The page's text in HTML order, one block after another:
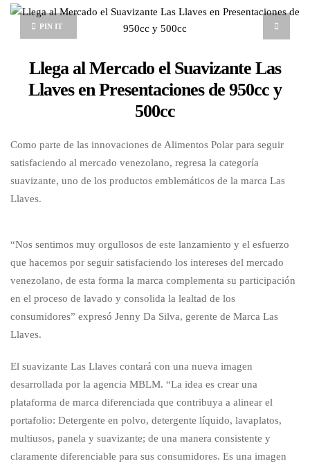
PIN IT
Llega al Mercado el Suavizante Las
Llaves en Presentaciones de 950cc y
500cc
Como parte de las innovaciones de Alimentos Polar para seguir
satisfaciendo al mercado venezolano, regresa la categoría
suavizante, uno de los productos emblemáticos de la marca Las
Llaves.
“Nos sentimos muy orgullosos de este lanzamiento y el esfuerzo
que hacemos por seguir satisfaciendo los intereses del mercado
venezolano, de esta forma la marca complementa su participación
en el proceso de lavado y consolida la lealtad de los
consumidores” expresó Jenny Da Silva, gerente de Marca Las
Llaves.
El suavizante Las Llaves contará con una nueva imagen
desarrollada por la agencia MBLM. “La idea es crear una
plataforma de marca diferenciada que contribuya a alinear el
portafolio: Detergente en polvo, detergente líquido, lavaplatos,
multiusos, panela y suavizante; de una manera consistente y
claramente diferenciable para sus consumidores. Es una imagen